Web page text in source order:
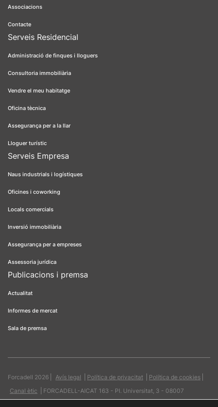
Associacions
Contacte
Serveis Residencial
Administració de finques i lloguers
Consultoria immobiliària
Vendre el meu habitatge
Oficina tècnica
Assegurança per a la llar
Lloguer turístic
Serveis Empresa
Naus industrials i logístiques
Oficines i coworking
Locals comercials
Inversió immobiliària
Assegurança per a empreses
Assessoria jurídica
Publicacions i premsa
Actualitat
Informes de mercat
Sala de premsa
Forcadell 2026 Avís legal Política de privacitat
Política de cookies
Canal ètic
FORCADELL-AICAT 163 - Pl. Universitat, 3 - 08007